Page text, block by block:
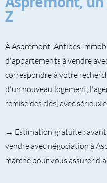
Z
À Aspremont, Antibes
d'appartements à vendre
correspondre à votre
d'un nouveau logement,
remise des clés, avec sérieux
→ Estimation gratuite :
vendre avec négociation à
marché pour vous assurer